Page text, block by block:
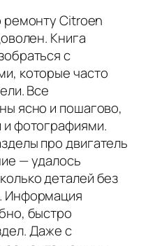
ремонту Citroen
Книга
с
которые часто
Все
ясно и пошагово,
фотографиями.
про двигатель
— удалось
деталей без
Информация
быстро
Даже с